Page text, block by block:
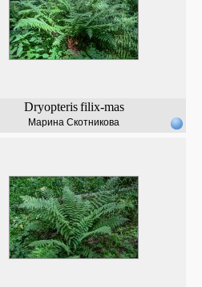
Dryopteris filix-mas
Марина Скотникова